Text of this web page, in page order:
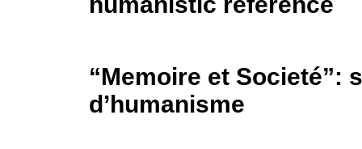
“Memoire et Societé”:
d’humanisme